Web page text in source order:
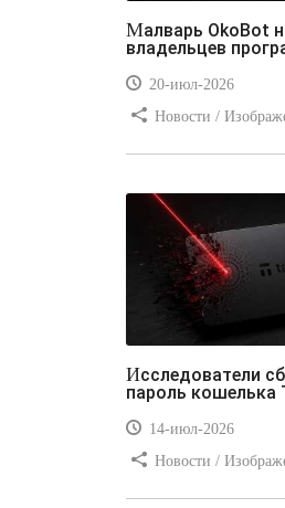
Малварь OkoBot нацелена на
владельцев
20-июл-2026
Новости /
Самоучитель CSS /
Видео уроки /
Исследователи сбросили
пароль кошелька
14-июл-2026
Новости /